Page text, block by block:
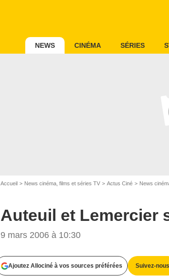
NEWS CINÉMA SÉRIES
Accueil News cinéma, films et séries TV Actus Ciné News
Auteuil et Lemercier
9 mars 2006 à 10:30
Ajoutez Allociné à vos sources préférées Suivez-nous